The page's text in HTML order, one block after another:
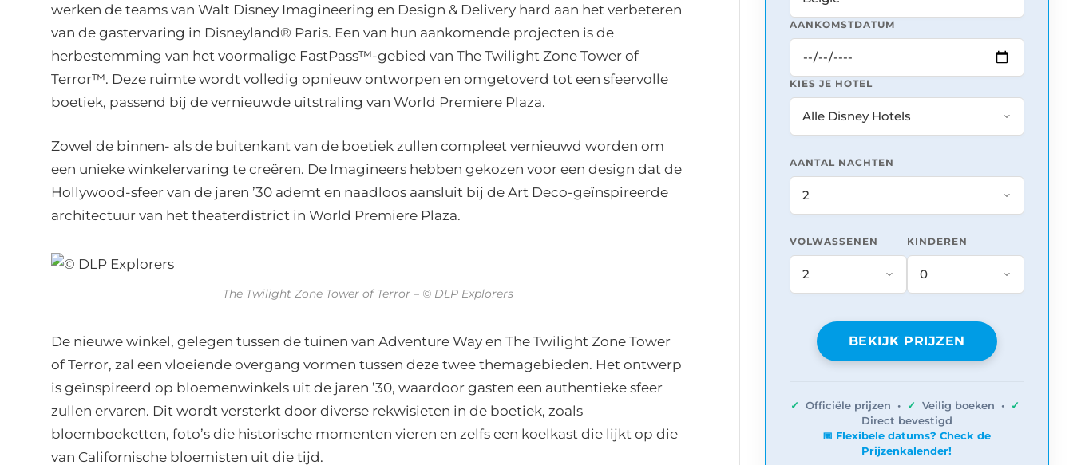
werken de teams van Walt Disney Imagineering en Design & Delivery hard aan het verbeteren
van de gastervaring in Disneyland® Paris. Een van hun aankomende projecten is de
herbestemming van het voormalige FastPass™-gebied van The Twilight Zone Tower of
Terror™. Deze ruimte wordt volledig opnieuw ontworpen en omgetoverd tot een sfeervolle
boetiek, passend bij de vernieuwde uitstraling van World Premiere Plaza.
Zowel de binnen- als de buitenkant van de boetiek zullen compleet vernieuwd worden om
een unieke winkelervaring te creëren. De Imagineers hebben gekozen voor een design dat de
Hollywood-sfeer van de jaren ’30 ademt en naadloos aansluit bij de Art Deco-geïnspireerde
architectuur van het theaterdistrict in World Premiere Plaza.
The Twilight Zone Tower of Terror – © DLP Explorers
De nieuwe winkel, gelegen tussen de tuinen van Adventure Way en The Twilight Zone Tower
of Terror, zal een vloeiende overgang vormen tussen deze twee themagebieden. Het ontwerp
is geïnspireerd op bloemenwinkels uit de jaren ’30, waardoor gasten een authentieke sfeer
zullen ervaren. Dit wordt versterkt door diverse rekwisieten in de boetiek, zoals
bloemboeketten, foto’s die historische momenten vieren en zelfs een koelkast die lijkt op die
van Californische bloemisten uit die tijd.
AANKOMSTDATUM
KIES JE HOTEL
AANTAL NACHTEN
VOLWASSENEN KINDEREN
BEKIJK PRIJZEN
✓ Officiële prijzen • ✓ Veilig boeken •
✓
Direct bevestigd
📅 Flexibele datums? Check de
Prijzenkalender!